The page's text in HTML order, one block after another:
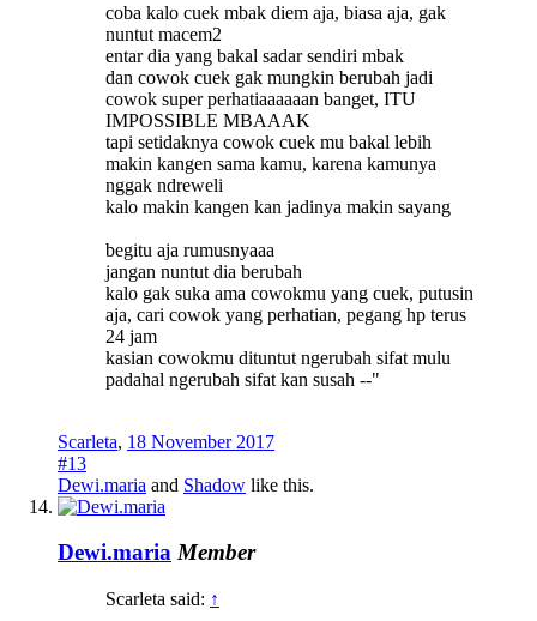
coba kalo cuek mbak diem aja, biasa aja, gak
nuntut macem2
entar dia yang bakal sadar sendiri mbak
dan cowok cuek gak mungkin berubah jadi
cowok super perhatiaaaaaan banget, ITU
IMPOSSIBLE MBAAAK
tapi setidaknya cowok cuek mu bakal lebih
makin kangen sama kamu, karena kamunya
nggak ndreweli
kalo makin kangen kan jadinya makin sayang
begitu aja rumusnyaaa
jangan nuntut dia berubah
kalo gak suka ama cowokmu yang cuek, putusin
aja, cari cowok yang perhatian, pegang hp terus
24 jam
kasian cowokmu dituntut ngerubah sifat mulu
padahal ngerubah sifat kan susah --"
Scarleta, 18 November 2017
#13
Dewi.maria and Shadow like this.
Dewi.maria Member
Scarleta said: ↑